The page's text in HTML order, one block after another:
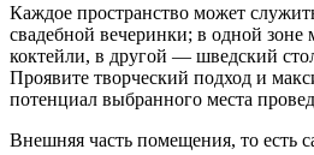
Каждое пространство может
свадебной вечеринки; в одной зоне
коктейли, в другой — шведский
Проявите творческий подход и
потенциал выбранного места
Внешняя часть помещения, то есть